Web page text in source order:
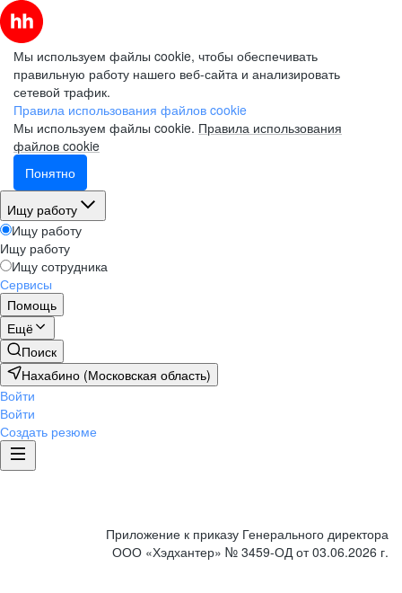
Мы используем файлы cookie, чтобы обеспечивать
правильную работу нашего веб-сайта и анализировать
сетевой трафик.
Правила использования файлов cookie
Мы используем файлы cookie. Правила использования
файлов cookie
Понятно
Ищу работу
Ищу работу
Ищу работу
Ищу сотрудника
Сервисы
Помощь
Ещё
Поиск
Нахабино (Московская область)
Войти
Войти
Создать резюме
Приложение к приказу Генерального директора
ООО «Хэдхантер» № 3459-ОД от 03.06.2026 г.